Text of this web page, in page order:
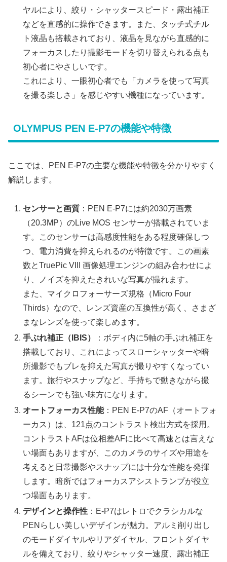
ヤルにより、絞り・シャッタースピード・露出補正
などを直感的に操作できます。また、タッチ式チル
ト液晶も搭載されており、液晶を見ながら直感的に
フォーカスしたり撮影モードを切り替えられる点も
初心者にやさしいです。
これにより、一眼初心者でも「カメラを使って写真
を撮る楽しさ」を感じやすい機種になっています。
OLYMPUS PEN E-P7の機能や特徴
ここでは、PEN E-P7の主要な機能や特徴を分かりやすく
解説します。
センサーと画質 ：PEN E-P7には約2030万画素
（20.3MP）のLive MOS センサーが搭載されていま
す。このセンサーは高感度性能をある程度確保しつ
つ、電力消費を抑えられるのが特徴です。この画素
数とTruePic VIII 画像処理エンジンの組み合わせによ
り、ノイズを抑えたきれいな写真が撮れます。
また、マイクロフォーサーズ規格（Micro Four
Thirds）なので、レンズ資産の互換性が高く、さまざ
まなレンズを使って楽しめます。
手ぶれ補正（IBIS）
：ボディ内に5軸の手ぶれ補正を
搭載しており、これによってスローシャッターや暗
所撮影でもブレを抑えた写真が撮りやすくなってい
ます。旅行やスナップなど、手持ちで動きながら撮
るシーンでも強い味方になります。
オートフォーカス性能：PEN E-P7のAF（オートフォ
ーカス）は、121点のコントラスト検出方式を採用。
コントラストAFは位相差AFに比べて高速とは言えな
い場面もありますが、このカメラのサイズや用途を
考えると日常撮影やスナップには十分な性能を発揮
します。暗所ではフォーカスアシストランプが役立
つ場面もあります。
デザインと操作性 ：E-P7はレトロでクラシカルな
PENらしい美しいデザインが魅力。アルミ削り出し
のモードダイヤルやリアダイヤル、フロントダイヤ
ルを備えており、絞りやシャッター速度、露出補正